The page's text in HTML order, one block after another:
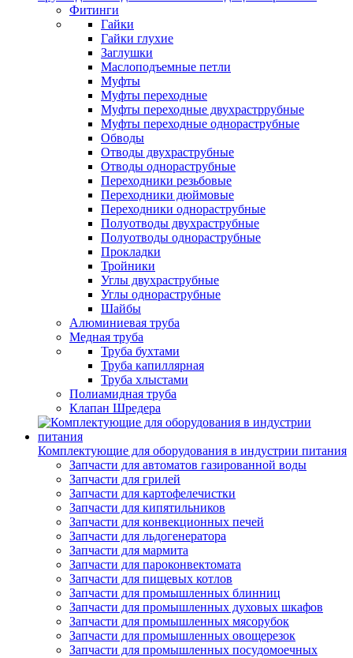
Фитинги
Гайки
Гайки глухие
Заглушки
Маслоподъемные петли
Муфты
Муфты переходные
Муфты переходные двухрастррубные
Муфты переходные однораструбные
Обводы
Отводы двухраструбные
Отводы однораструбные
Переходники резьбовые
Переходники дюймовые
Переходники однораструбные
Полуотводы двухраструбные
Полуотводы однораструбные
Прокладки
Тройники
Углы двухраструбные
Углы однораструбные
Шайбы
Алюминиевая труба
Медная труба
Труба бухтами
Труба капиллярная
Труба хлыстами
Полиамидная труба
Клапан Шредера
Комплектующие для оборудования в индустрии питания
Запчасти для автоматов газированной воды
Запчасти для грилей
Запчасти для картофелечистки
Запчасти для кипятильников
Запчасти для конвекционных печей
Запчасти для льдогенератора
Запчасти для мармита
Запчасти для пароконвектомата
Запчасти для пищевых котлов
Запчасти для промышленных блинниц
Запчасти для промышленных духовых шкафов
Запчасти для промышленных мясорубок
Запчасти для промышленных овощерезок
Запчасти для промышленных посудомоечных